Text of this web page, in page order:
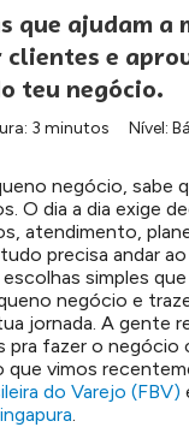
que ajudam a
e
teu negócio.
3 minutos Nível:
negócio, sabe
O dia a dia exige
atendimento,
precisa andar
simples
negócio e
jornada. A gente
pra fazer o negócio
que vimos
do Varejo (FBV)
.